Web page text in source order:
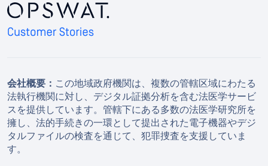
会社概要： この地域政府機関は、複数の管轄区域にわたる
法執行機関に対し、デジタル証拠分析を含む法医学サービ
スを提供しています。管轄下にある多数の法医学研究所を
擁し、法的手続きの一環として提出された電子機器やデジ
タルファイルの検査を通じて、犯罪捜査を支援していま
す。